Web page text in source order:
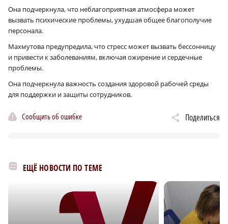
Она подчеркнула, что неблагоприятная атмосфера может
вызвать психические проблемы, ухудшая общее благополучие
персонала.
Махмутова предупредила, что стресс может вызвать бессонницу
и привести к заболеваниям, включая ожирение и сердечные
проблемы.
Она подчеркнула важность создания здоровой рабочей среды
для поддержки и защиты сотрудников.
Сообщить об ошибке Поделиться
ЕЩЁ НОВОСТИ ПО ТЕМЕ